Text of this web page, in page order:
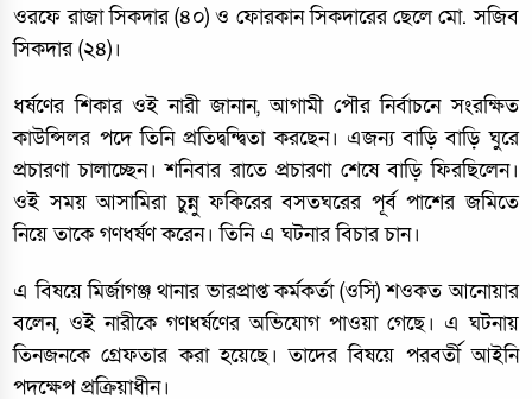
ওরফে রাজা সিকদার (৪০) ও ফোরকান সিকদারের ছেলে মো. স‌জিব
সিকদার (২৪)।
ধর্ষণের শিকার ওই নারী জানান, আগামী পৌর নির্বাচনে সংরক্ষিত
কাউন্সিলর পদে তিনি প্রতিদ্বন্দ্বিতা করছেন। এজন্য বাড়ি বাড়ি ঘুরে
প্রচারণা চালাচ্ছেন। শনিবার রাতে প্রচারণা শেষে বাড়ি ফিরছিলেন।
ওই সময় আসামিরা চুন্নু ফকিরের বসতঘরের পূর্ব পাশের জমিতে
নিয়ে তাকে গণধর্ষণ করেন। তিনি এ ঘটনার বিচার চান।
এ বিষয়ে মির্জাগঞ্জ থানার ভারপ্রাপ্ত কর্মকর্তা (ওসি) শওকত আনোয়ার
বলেন, ওই নারীকে গণধর্ষণের অভিযোগ পাওয়া গেছে। এ ঘটনায়
তিনজনকে গ্রেফতার করা হয়েছে। তাদের বিষয়ে পরবর্তী আইনি
পদক্ষেপ প্রক্রিয়াধীন।